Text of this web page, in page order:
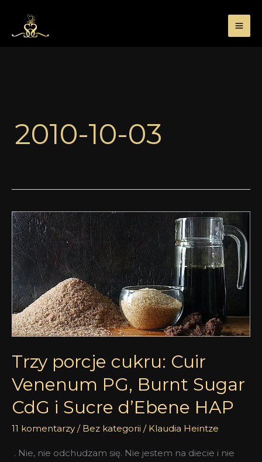
treści
2010-10-03
Trzy porcje cukru: Cuir
Venenum PG, Burnt Sugar
CdG i Sucre d’Ebene HAP
11 komentarzy / Bez kategorii / Klaudia Heintze
. Nie, nie odchudzam się. Nie jestem na diecie i nie
Trzy
porcje
cukru:
Cuir
Venenum
PG,
Burnt
Sugar
Sucre
d’Ebene
HAP